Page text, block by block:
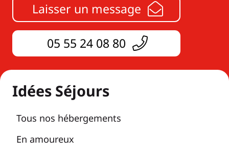
Laisser un message
05 55 24 08 80
Idées Séjours
Tous nos hébergements
En amoureux